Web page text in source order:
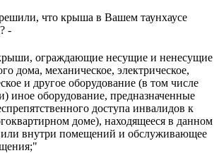
что крыша в Вашем таунхаусе
-
ограждающие несущие и ненесущие
дома, механическое, электрическое,
и другое оборудование (в том числе
иное оборудование, предназначенные
доступа инвалидов к
доме), находящееся в данном
или внутри помещений и обслуживающее